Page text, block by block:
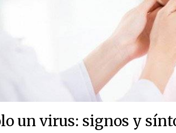
un virus: signos y